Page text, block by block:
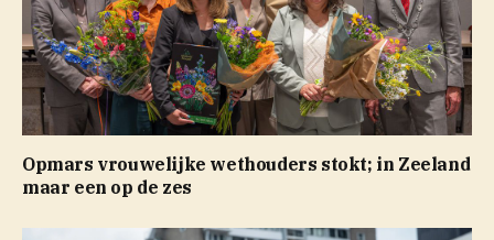
Opmars vrouwelijke wethouders stokt; in Zeeland
maar een op de zes